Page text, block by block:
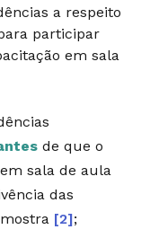
a respeito
participar
em sala
de que o
sala de aula
das
[2];